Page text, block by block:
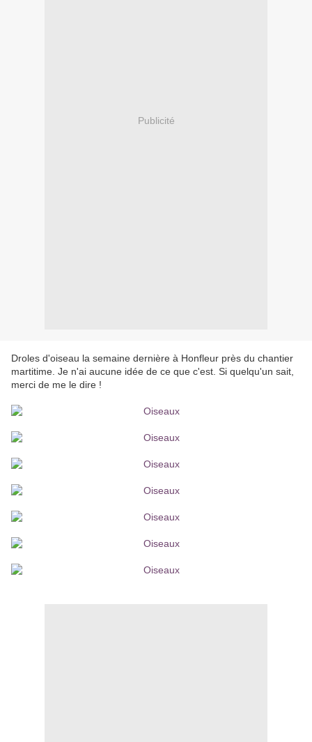
Publicité
Droles d'oiseau la semaine dernière à Honfleur près du chantier
martitime. Je n'ai aucune idée de ce que c'est. Si quelqu'un sait,
merci de me le dire !